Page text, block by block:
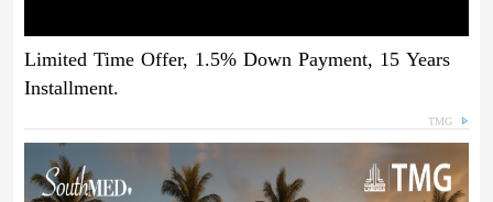
Limited Time Offer, 1.5% Down Payment, 15 Years
Installment.
TMG